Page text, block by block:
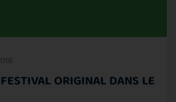
ORIGINAL DANS LE